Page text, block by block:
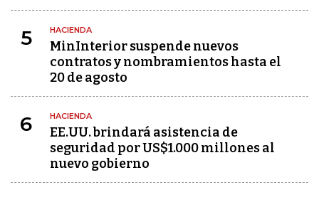
5 HACIENDA
MinInterior suspende nuevos
contratos y nombramientos hasta el
20 de agosto
6 HACIENDA
EE.UU. brindará asistencia de
seguridad por US$1.000 millones al
nuevo gobierno